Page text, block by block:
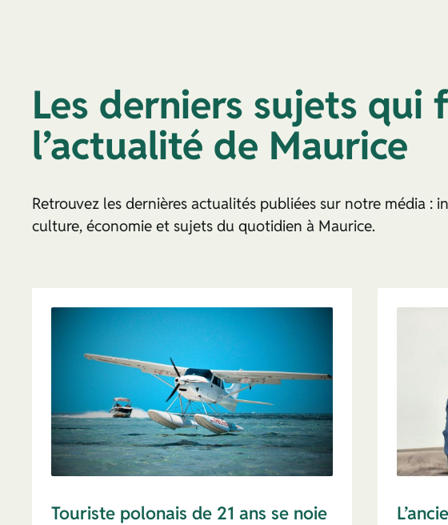
Les derniers sujets qui
l’actualité de Maurice
Retrouvez les dernières actualités publiées sur notre média :
culture, économie et sujets du quotidien à Maurice.
Touriste polonais de 21 ans se noie